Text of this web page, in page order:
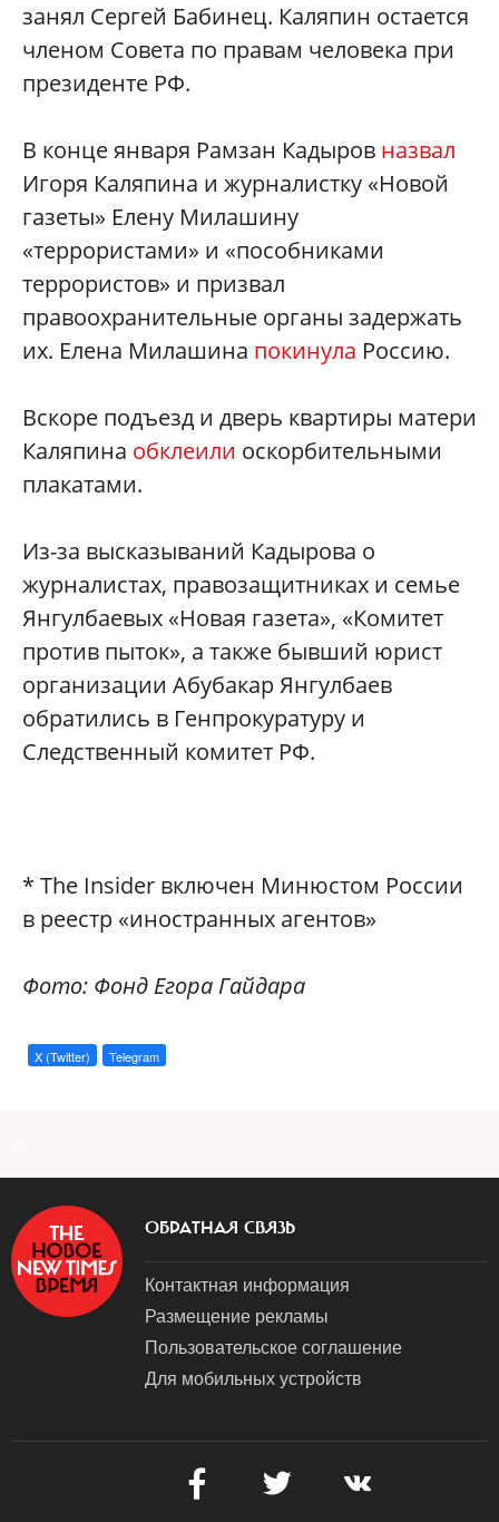
занял Сергей Бабинец. Каляпин остается
членом Совета по правам человека при
президенте РФ.
В конце января Рамзан Кадыров назвал
Игоря Каляпина и журналистку «Новой
газеты» Елену Милашину
«террористами» и «пособниками
террористов» и призвал
правоохранительные органы задержать
их. Елена Милашина покинула Россию.
Вскоре подъезд и дверь квартиры матери
Каляпина обклеили оскорбительными
плакатами.
Из-за высказываний Кадырова о
журналистах, правозащитниках и семье
Янгулбаевых «Новая газета», «Комитет
против пыток», а также бывший юрист
организации Абубакар Янгулбаев
обратились в Генпрокуратуру и
Следственный комитет РФ.
* The Insider включен Минюстом России
в реестр «иностранных агентов»
Фото: Фонд Егора Гайдара
X (Twitter) Telegram
ОБРАТНАЯ СВЯЗЬ
Контактная информация
Размещение рекламы
Пользовательское соглашение
Для мобильных устройств